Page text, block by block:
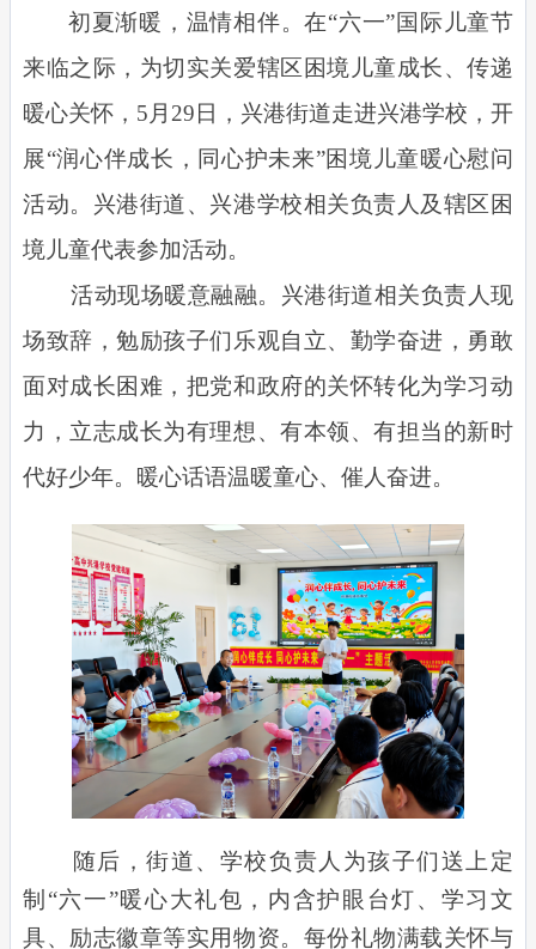
初夏渐暖，温情相伴。在“六一”国际儿童节
来临之际，为切实关爱辖区困境儿童成长、传递
暖心关怀，5月29日，兴港街道走进兴港学校，开
展“润心伴成长，同心护未来”困境儿童暖心慰问
活动。兴港街道、兴港学校相关负责人及辖区困
境儿童代表参加活动。
活动现场暖意融融。兴港街道相关负责人现
场致辞，勉励孩子们乐观自立、勤学奋进，勇敢
面对成长困难，把党和政府的关怀转化为学习动
力，立志成长为有理想、有本领、有担当的新时
代好少年。暖心话语温暖童心、催人奋进。
随后，街道、学校负责人为孩子们送上定
制“六一”暖心大礼包，内含护眼台灯、学习文
具、励志徽章等实用物资。每份礼物满载关怀与